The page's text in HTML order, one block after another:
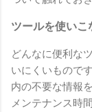
ツールを使いこ
どんなに便利な
いにくいもので
内の不要な情報
メンテナンス時